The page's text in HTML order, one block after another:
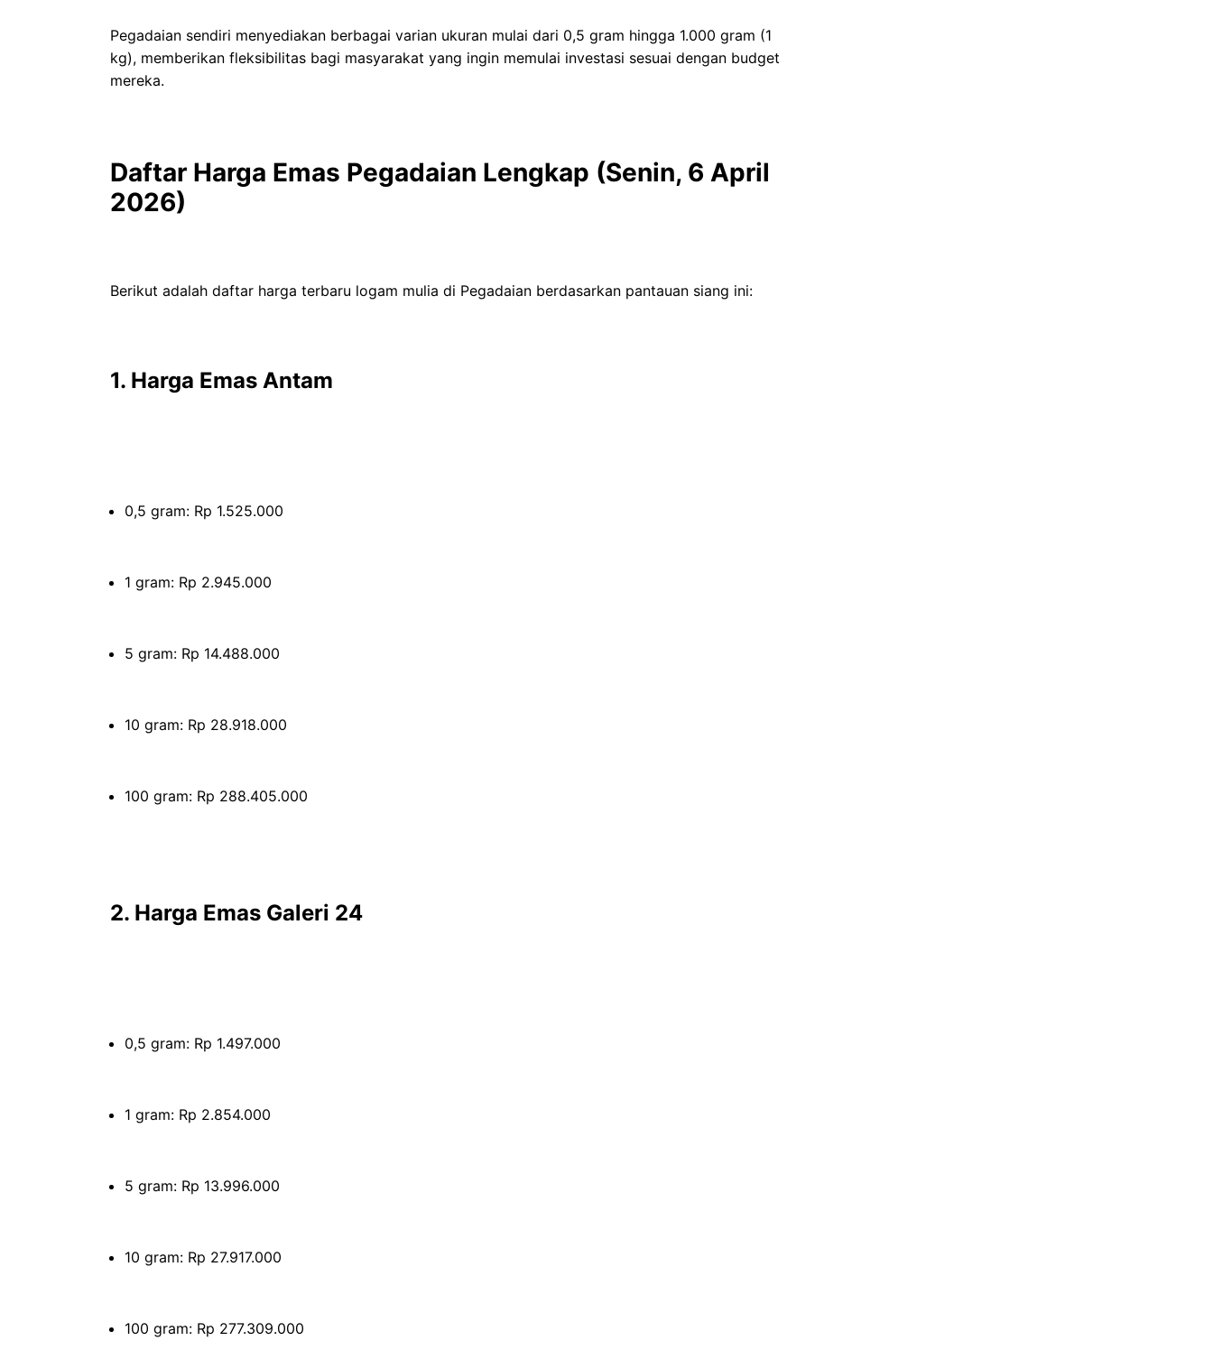
Pegadaian sendiri menyediakan berbagai varian ukuran mulai dari 0,5 gram hingga 1.000 gram (1
kg), memberikan fleksibilitas bagi masyarakat yang ingin memulai investasi sesuai dengan budget
mereka.
Daftar Harga Emas Pegadaian Lengkap (Senin, 6 April
2026)
Berikut adalah daftar harga terbaru logam mulia di Pegadaian berdasarkan pantauan siang ini:
1. Harga Emas Antam
0,5 gram: Rp 1.525.000
1 gram: Rp 2.945.000
5 gram: Rp 14.488.000
10 gram: Rp 28.918.000
100 gram: Rp 288.405.000
2. Harga Emas Galeri 24
0,5 gram: Rp 1.497.000
1 gram: Rp 2.854.000
5 gram: Rp 13.996.000
10 gram: Rp 27.917.000
100 gram: Rp 277.309.000